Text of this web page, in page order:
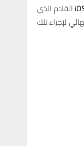
القادمالذي
لإجراءتلك